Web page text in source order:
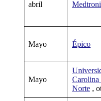
abril
Mayo Épico
Mayo
Carolina
Norte ,